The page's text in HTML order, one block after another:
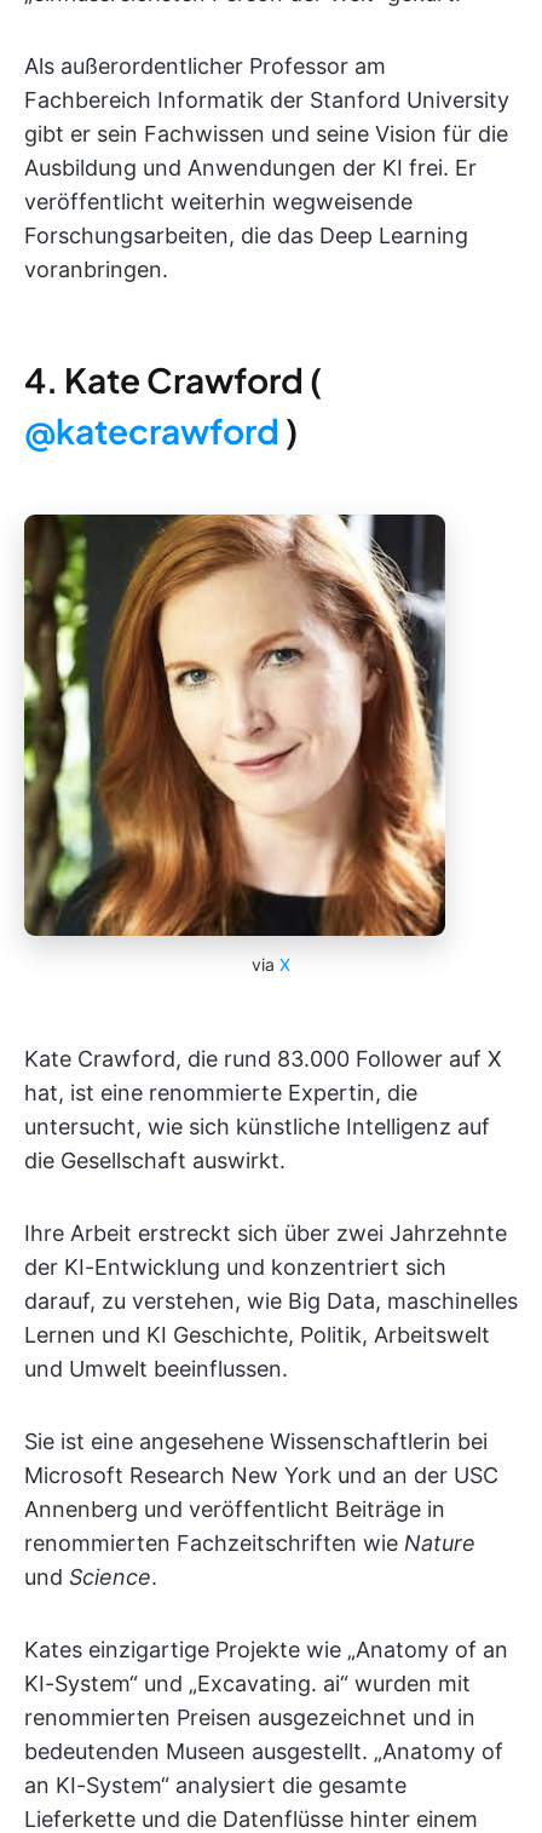
Als außerordentlicher Professor am
Fachbereich Informatik der Stanford University
gibt er sein Fachwissen und seine Vision für die
Ausbildung und Anwendungen der KI frei. Er
veröffentlicht weiterhin wegweisende
Forschungsarbeiten, die das Deep Learning
voranbringen.
4. Kate Crawford (
@katecrawford )
via X
Kate Crawford, die rund 83.000 Follower auf X
hat, ist eine renommierte Expertin, die
untersucht, wie sich künstliche Intelligenz auf
die Gesellschaft auswirkt.
Ihre Arbeit erstreckt sich über zwei Jahrzehnte
der KI-Entwicklung und konzentriert sich
darauf, zu verstehen, wie Big Data, maschinelles
Lernen und KI Geschichte, Politik, Arbeitswelt
und Umwelt beeinflussen.
Sie ist eine angesehene Wissenschaftlerin bei
Microsoft Research New York und an der USC
Annenberg und veröffentlicht Beiträge in
renommierten Fachzeitschriften wie Nature
und Science.
Kates einzigartige Projekte wie „Anatomy of an
KI-System“ und „Excavating. ai“ wurden mit
renommierten Preisen ausgezeichnet und in
bedeutenden Museen ausgestellt. „Anatomy of
an KI-System“ analysiert die gesamte
Lieferkette und die Datenflüsse hinter einem